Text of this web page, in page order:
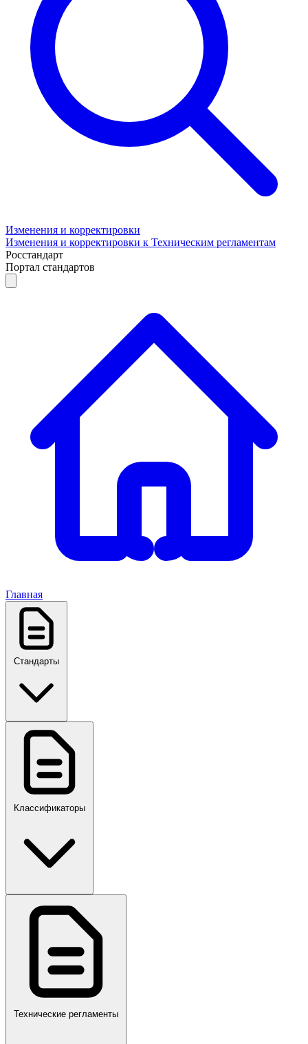
Изменения и корректировки
Изменения и корректировки к Техническим регламентам
Росстандарт
Портал стандартов
Главная
Стандарты
ГОСТ, ГОСТ Р, ПНСТ
ПР,Р,ПМГ,РМГ
Классификаторы
Технические регламенты